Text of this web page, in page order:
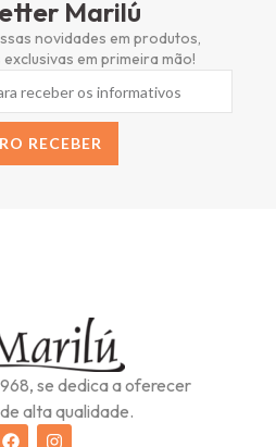
Marilú
novidades em produtos,
em primeira mão!
RECEBER
se dedica a oferecer
alta qualidade.